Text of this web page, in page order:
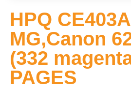
HPQ CE403A
MG,Canon
(332
PAGES